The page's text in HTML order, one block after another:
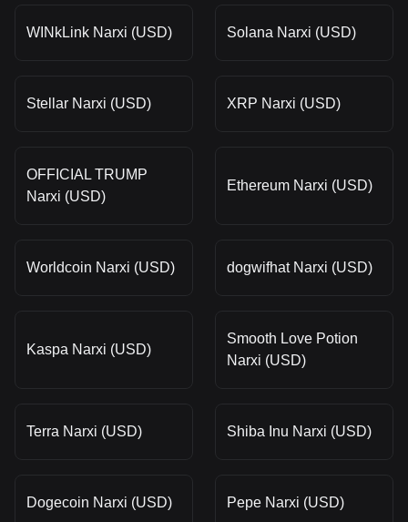
WINkLink Narxi (USD) Solana Narxi (USD)
Stellar Narxi (USD) XRP Narxi (USD)
OFFICIAL TRUMP
Narxi (USD)
Ethereum Narxi (USD)
Worldcoin Narxi (USD) dogwifhat Narxi (USD)
Kaspa Narxi (USD)
Smooth Love Potion
Narxi (USD)
Terra Narxi (USD) Shiba Inu Narxi (USD)
Dogecoin Narxi (USD) Pepe Narxi (USD)